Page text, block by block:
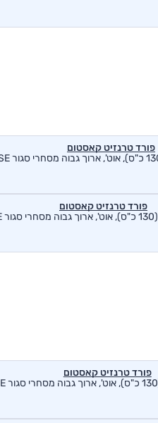
פורד טרנזיט קאסטום
פורד טרנזיט קאסטום
פורד טרנזיט קאסטום